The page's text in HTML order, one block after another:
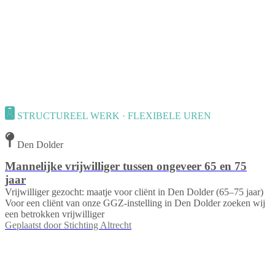
STRUCTUREEL WERK · FLEXIBELE UREN
Den Dolder
Mannelijke vrijwilliger tussen ongeveer 65 en 75
jaar
Vrijwilliger gezocht: maatje voor cliënt in Den Dolder (65–75 jaar)
Voor een cliënt van onze GGZ-instelling in Den Dolder zoeken wij
een betrokken vrijwilliger
Geplaatst door Stichting Altrecht